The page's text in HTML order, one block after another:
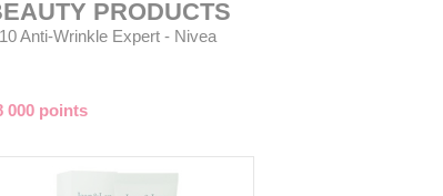
PRODUCTS
Anti-Wrinkle Expert - Nivea
000 points